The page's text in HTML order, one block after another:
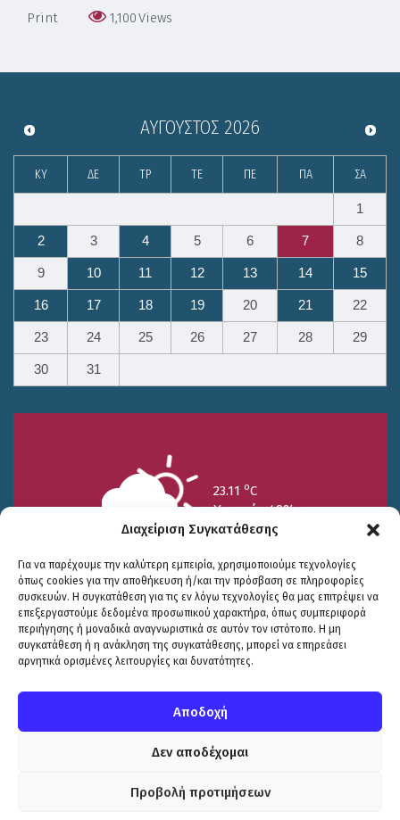
Διαχείριση Συγκατάθεσης
Για να παρέχουμε την καλύτερη εμπειρία, χρησιμοποιούμε τεχνολογίες
όπως cookies για την αποθήκευση ή/και την πρόσβαση σε πληροφορίες
συσκευών. Η συγκατάθεση για τις εν λόγω τεχνολογίες θα μας επιτρέψει να
επεξεργαστούμε δεδομένα προσωπικού χαρακτήρα, όπως συμπεριφορά
περιήγησης ή μοναδικά αναγνωριστικά σε αυτόν τον ιστότοπο. Η μη
συγκατάθεση ή η ανάκληση της συγκατάθεσης, μπορεί να επηρεάσει
αρνητικά ορισμένες λειτουργίες και δυνατότητες.
Αποδοχή
Δεν αποδέχομαι
Προβολή προτιμήσεων
Print 1,100Views
ΑΎΓΟΥΣΤΟΣ 2026
ΚΥ ΔΕ ΤΡ ΤΕ ΠΕ ΠΑ ΣΑ
1
2 3 4 5 6 7 8
9 10 11 12 13 14 15
16 17 18 19 20 21 22
23 24 25 26 27 28 29
30 31
23.11 oC
Υγρασία 49%
25/7
15.73 oC
26/7
17.99oC
27/7
20.94oC
© COPYRIGHT ΔΗΜΟΣ ΣΟΥΛΙΟΥ 2026
ΕΓΚΡΙΤΟΣ GROUP